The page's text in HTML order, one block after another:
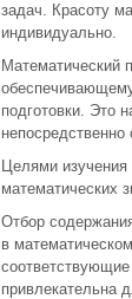
задач. Красоту
индивидуально.
Математический
подготовки. Это
Целями
математических
Отбор
в
привлекательна